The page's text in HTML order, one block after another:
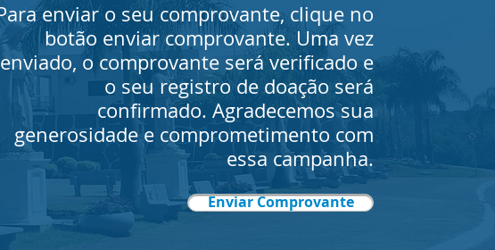
enviar o seu comprovante, clique no
botão enviar comprovante. Uma vez
enviado, o comprovante será verificado e
o seu registro de doação será
confirmado. Agradecemos sua
generosidade e comprometimento com
essa campanha.
Enviar Comprovante